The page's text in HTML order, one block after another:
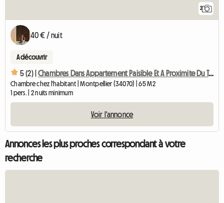
2
40 € / nuit
A découvrir
5 (2) | Chambres Dans Appartement Paisible Et A Proximite Du Tramway
Chambre chez l'habitant | Montpellier (34070) | 65 M2
1 pers. | 2 nuits minimum
Voir l'annonce
Annonces les plus proches correspondant à votre
recherche